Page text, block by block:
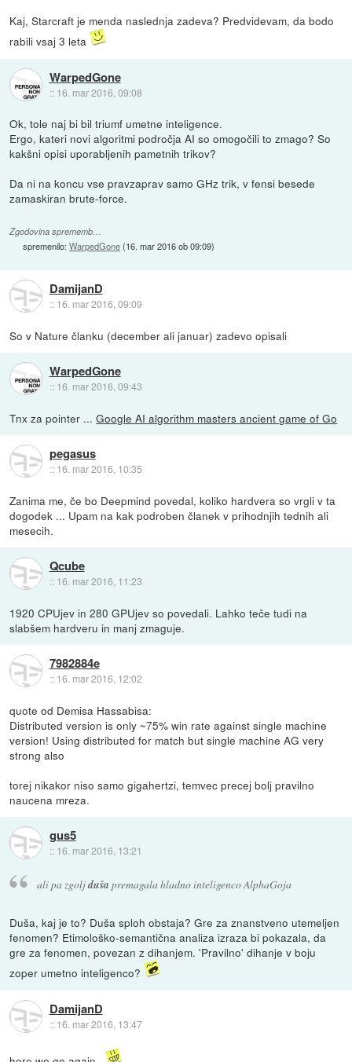
Kaj, Starcraft je menda naslednja zadeva? Predvidevam, da bodo
rabili vsaj 3 leta
WarpedGone
:: 16. mar 2016, 09:08
Ok, tole naj bi bil triumf umetne inteligence.
Ergo, kateri novi algoritmi področja AI so omogočili to zmago? So
kakšni opisi uporabljenih pametnih trikov?
Da ni na koncu vse pravzaprav samo GHz trik, v fensi besede
zamaskiran brute-force.
Zgodovina sprememb…
spremenilo:WarpedGone(16. mar 2016 ob 09:09)
DamijanD
:: 16. mar 2016, 09:09
So v Nature članku (december ali januar) zadevo opisali
WarpedGone
:: 16. mar 2016, 09:43
Tnx za pointer ...Google AI algorithm masters ancient game of Go
pegasus
:: 16. mar 2016, 10:35
Zanima me, če bo Deepmind povedal, koliko hardvera so vrgli v ta
dogodek ... Upam na kak podroben članek v prihodnjih tednih ali
mesecih.
Qcube
:: 16. mar 2016, 11:23
1920 CPUjev in 280 GPUjev so povedali. Lahko teče tudi na
slabšem hardveru in manj zmaguje.
7982884e
:: 16. mar 2016, 12:02
quote od Demisa Hassabisa:
Distributed version is only ~75% win rate against single machine
version! Using distributed for match but single machine AG very
strong also
torej nikakor niso samo gigahertzi, temvec precej bolj pravilno
naucena mreza.
gus5
:: 16. mar 2016, 13:21
ali pa zgoljduša premagala hladno inteligenco AlphaGoja
Duša, kaj je to? Duša sploh obstaja? Gre za znanstveno utemeljen
fenomen? Etimološko-semantična analiza izraza bi pokazala, da
gre za fenomen, povezan z dihanjem. 'Pravilno' dihanje v boju
zoper umetno inteligenco?
DamijanD
:: 16. mar 2016, 13:47